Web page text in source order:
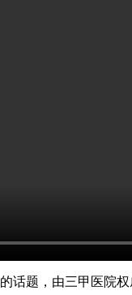
题，由三甲医院